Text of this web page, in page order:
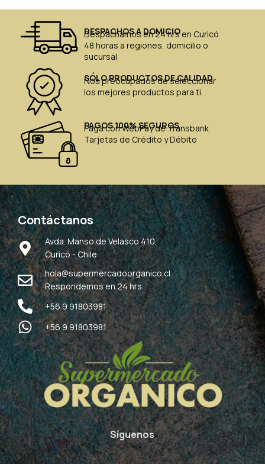
DESPACHOS A DOMICIO
Despachamos en 24 hrs en Curicó
48 horas a regiones, domicilio o
sucursal
SÓLO PRODUCTOS DE CALIDAD
Nos preocupados de seleccionar
los mejores productos para ti.
PAGOS 100% SEGUROS
Paga con WebPay de Transbank
Tarjetas de Crédito y Débito
Contáctanos
Avda. Manso de Velasco 410,
Curicó - Chile
hola@supermercadoorganico.cl
Respondemos en 24 hrs
+56 9 91803981
+56 9 91803981
Síguenos